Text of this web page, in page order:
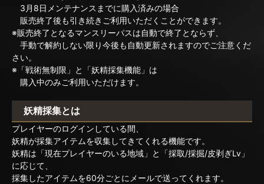
3月8日メンテナンスまでに購入済みの場合
販売終了後も引き続きご利用いただくことができます。
※販売終了となるマンスリーパスは自動で終了とならず、
手動で解約しない限り今後も自動更新されますのでご注意くだ
さい。
※「戦術無制限」と「妖精採集機能」は
購入中のみご利用いただけます。
妖精採集とは
プレイヤーのログインしている間、
妖精が採集アイテムを収集してきてくれる機能です。
妖精は「現在プレイヤーのいる地域」と「採取/採掘/皮剥ぎLv」
に応じて、
採集したアイテムを60分ごとにメールで送ってくれます。